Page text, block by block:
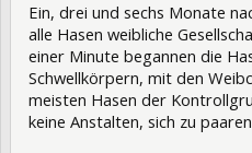
Ein, drei und sechs Monate
alle Hasen weibliche
einer Minute begannen die
Schwellkörpern, mit den
meisten Hasen der
keine Anstalten, sich zu